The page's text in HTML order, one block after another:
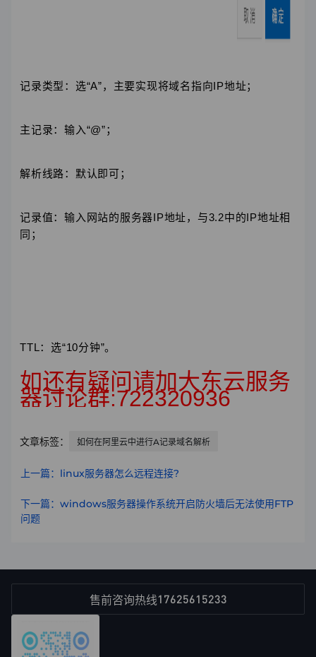
记录类型：选“A”，主要实现将域名指向IP地址；
主记录：输入“@”；
解析线路：默认即可；
记录值：输入网站的服务器IP地址，与3.2中的IP地址相
同；
TTL：选“10分钟”。
如还有疑问请加大东云服务
器讨论群:722320936
文章标签： 如何在阿里云中进行A记录域名解析
上一篇：linux服务器怎么远程连接?
下一篇：windows服务器操作系统开启防火墙后无法使用FTP
问题
售前咨询热线17625615233